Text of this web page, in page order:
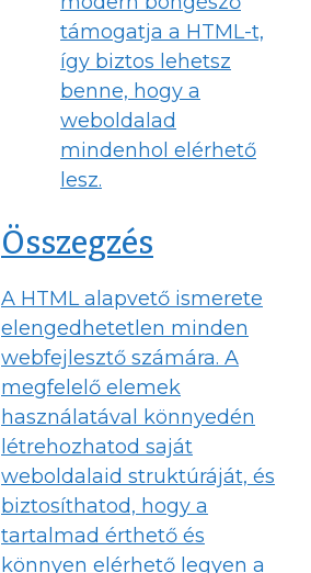
támogatja a HTML-t,
így biztos lehetsz
benne, hogy a
weboldalad
mindenhol elérhető
lesz.
Összegzés
A HTML alapvető ismerete
elengedhetetlen minden
webfejlesztő számára. A
megfelelő elemek
használatával könnyedén
létrehozhatod saját
weboldalaid struktúráját, és
biztosíthatod, hogy a
tartalmad érthető és
könnyen elérhető legyen a